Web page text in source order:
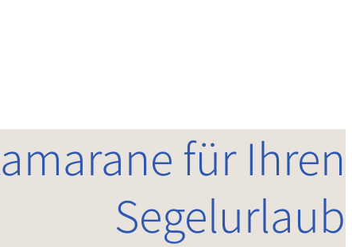
für Ihren
Segelurlaub